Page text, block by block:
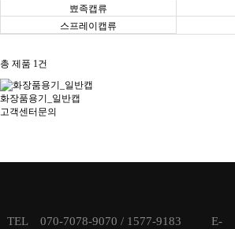
뾰족캡류
스프레이캡류
총 제품 1건
화장품용기_일반캡
고객센터문의
TEL 070-7078-9070 / 1577-9183 E-